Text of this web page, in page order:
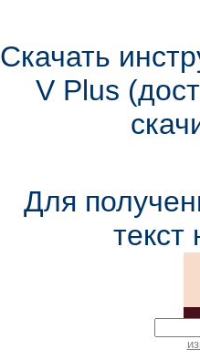
Скачать
V Plus
Для
текст